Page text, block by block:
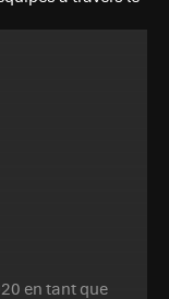
en tant que